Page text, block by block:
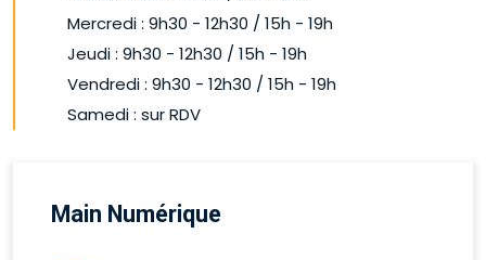
Mercredi : 9h30 - 12h30 / 15h - 19h
Jeudi : 9h30 - 12h30 / 15h - 19h
Vendredi : 9h30 - 12h30 / 15h - 19h
Samedi : sur RDV
Main Numérique